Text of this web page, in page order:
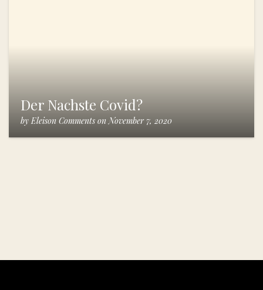
Der Nachste Covid?
by Eleison Comments onNovember 7, 2020